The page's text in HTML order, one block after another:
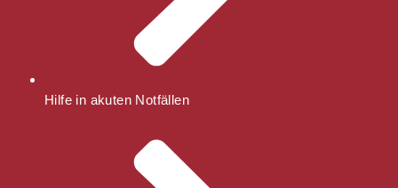
Hilfe in akuten Notfällen